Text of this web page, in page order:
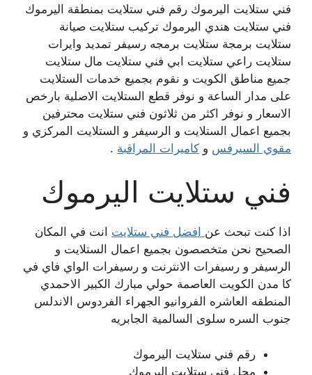
فني ستلايت اليرموك رقم فني ستلايت بمنطقة اليرموك
فني ستلايت هندي اليرموك تركيب ستلايت صيانة
ستلايت برمجة ستلايت برمجه رسيفر تمديد وايرات
ستلايت راعي ستلايت ابي فني ستلايت مال ستلايت
جميع مناطق الكويت و نقوم بجميع خدمات الستلايت
على مدار الساعة و نوفر قطع الستلايت الاصلية بارخص
الاسعار و نوفر اكثر من ثلاثون فني ستلايت محترفين
بجميع اعمال الستلايت و الرسيفر و الستلايت المركزي و
مقوي السيرفس و كاميرات المراقبة .
فني ستلايت اليرموك
اذا كنت تبحث عن افضل فني ستلايت انت في المكان
الصحيح نحن متخصصون بجميع اعمال الستلايت و
الرسيفر و رسيفرات الانترنت و رسيفرات الواي فاي في
كا مدن الكويت العاصمة حولي مبارك الكبير الاحمدي
المنطقه العاشره الفروانيو الجهراء الفردوس الاندلس
جنوب السره سلوى السالمية الجابريه
رقم فني ستلايت اليرموك
محل فني ستلايت اليرموك